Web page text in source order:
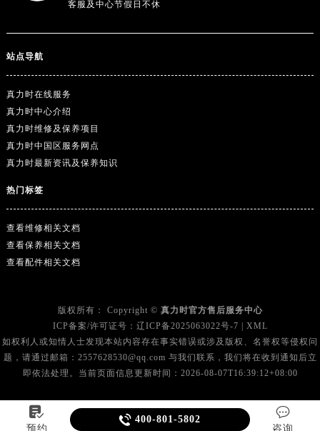
客服及中心节假日不休
站点导航
真力时在线服务
真力时中心介绍
真力时维修及保养项目
真力时中国区服务网点
真力时最新资讯及保养知识
热门标签
查看维修相关文档
查看保养相关文档
查看配件相关文档
版权所有： Copyright © 真力时官方售后服务中心
ICP备案/许可证号： 辽ICP备2025063022号-7
XML
如权利人或知情人士发现本站内容存在事实错误或涉及版权、名誉权等侵权问
题，请通过邮箱：2557628530@qq.com 与我们联系，我们将在收到通知后立
即依法处理。当前页面信息更新时间：2026-08-07T16:39:12+08:00

预约
 400-801-5802 
咨询